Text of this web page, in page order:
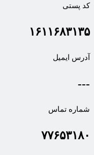
کد پستی
۱۶۱۱۶۸۳۱۳۵
آدرس ایمیل
---
شماره تماس
۷۷۶۵۳۱۸۰